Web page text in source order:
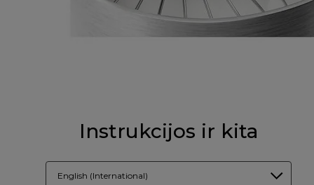
Instrukcijos ir kita
English (International)